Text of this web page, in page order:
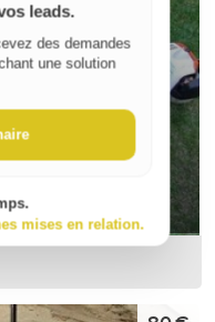
55
leads.
des demandes
une solution
mises en relation.